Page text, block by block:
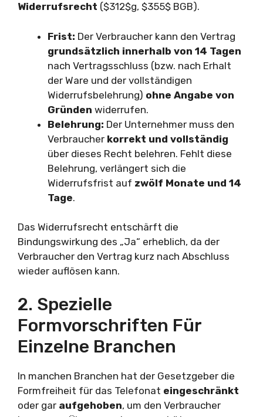
Widerrufsrecht ($312$g, $355$ BGB).
Frist: Der Verbraucher kann den Vertrag
grundsätzlich innerhalb von 14 Tagen
nach Vertragsschluss (bzw. nach Erhalt
der Ware und der vollständigen
Widerrufsbelehrung) ohne Angabe von
Gründen widerrufen.
Belehrung: Der Unternehmer muss den
Verbraucher korrekt und vollständig
über dieses Recht belehren. Fehlt diese
Belehrung, verlängert sich die
Widerrufsfrist auf zwölf Monate und 14
Tage.
Das Widerrufsrecht entschärft die
Bindungswirkung des „Ja“ erheblich, da der
Verbraucher den Vertrag kurz nach Abschluss
wieder auflösen kann.
2. Spezielle
Formvorschriften Für
Einzelne Branchen
In manchen Branchen hat der Gesetzgeber die
Formfreiheit für das Telefonat eingeschränkt
oder gar aufgehoben, um den Verbraucher